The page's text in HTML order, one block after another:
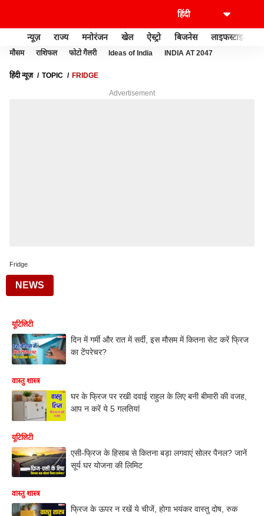
न्यूज़ राज्य मनोरंजन खेल ऐस्ट्रो बिजनेस लाइफस्टाइल
मौसम राशिफल फोटो गैलरी Ideas of India INDIA AT 2047
हिंदी न्यूज़ TOPIC FRIDGE
Advertisement
Fridge
NEWS
यूटिलिटी
दिन में गर्मी और रात में सर्दी, इस मौसम में कितना सेट करें फ्रिज
का टेंपरेचर?
वास्तु शास्त्र
घर के फ्रिज पर रखी दवाई राहुल के लिए बनी बीमारी की वजह,
आप न करें ये 5 गलतियां
यूटिलिटी
एसी-फ्रिज के हिसाब से कितना बड़ा लगवाएं सोलर पैनल? जानें
सूर्य घर योजना की लिमिट
वास्तु शास्त्र
फ्रिज के ऊपर न रखें ये चीजें, होगा भयंकर वास्तु दोष, रुक